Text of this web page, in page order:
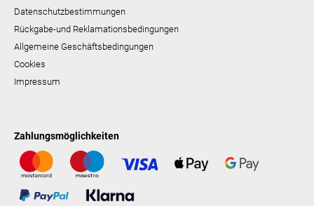
Datenschutzbestimmungen
Rückgabe-und Reklamationsbedingungen
Allgemeine Geschäftsbedingungen
Cookies
Impressum
Zahlungsmöglichkeiten